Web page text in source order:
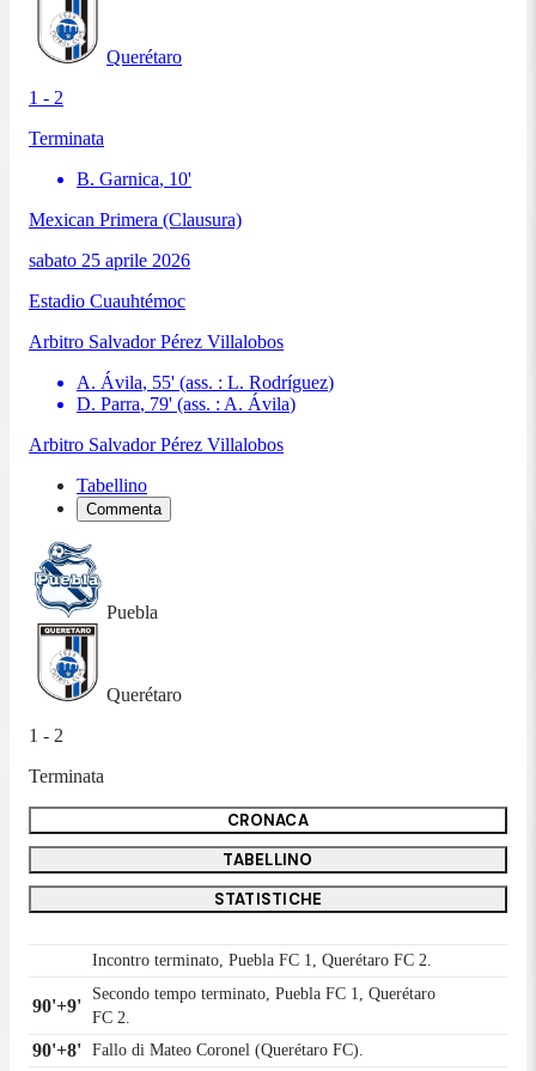
Querétaro
1 - 2
Terminata
B. Garnica, 10'
Mexican Primera (Clausura)
sabato 25 aprile 2026
Estadio Cuauhtémoc
Arbitro Salvador Pérez Villalobos
A. Ávila, 55' (ass. : L. Rodríguez)
D. Parra, 79' (ass. : A. Ávila)
Arbitro Salvador Pérez Villalobos
Tabellino
Commenta
Puebla
Querétaro
1 - 2
Terminata
CRONACA
TABELLINO
STATISTICHE
Incontro terminato, Puebla FC 1, Querétaro FC 2.
90'+9'
Secondo tempo terminato, Puebla FC 1, Querétaro
FC 2.
90'+8' Fallo di Mateo Coronel (Querétaro FC).